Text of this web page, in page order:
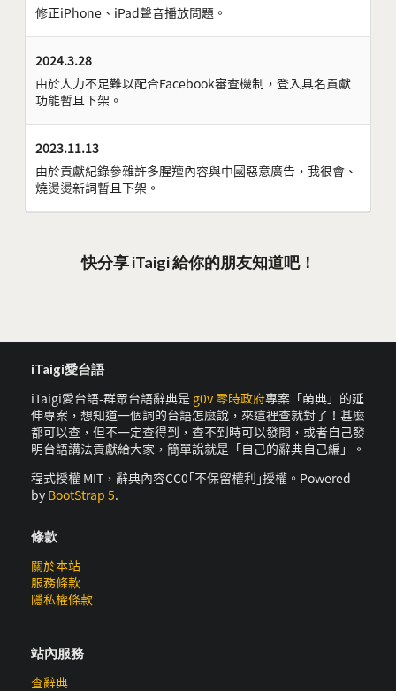
修正iPhone、iPad聲音播放問題。
2024.3.28
由於人力不足難以配合Facebook審查機制，登入具名貢獻
功能暫且下架。
2023.11.13
由於貢獻紀錄參雜許多腥羶內容與中國惡意廣告，我很會、
燒燙燙新詞暫且下架。
快分享 iTaigi 給你的朋友知道吧！
iTaigi愛台語
iTaigi愛台語-群眾台語辭典是 g0v 零時政府專案「萌典」的延
伸專案，想知道一個詞的台語怎麼說，來這裡查就對了！甚麼
都可以查，但不一定查得到，查不到時可以發問，或者自己發
明台語講法貢獻給大家，簡單說就是「自己的辭典自己編」。
程式授權 MIT，辭典內容CC0｢不保留權利｣授權。Powered
by BootStrap 5.
條款
關於本站
服務條款
隱私權條款
站內服務
查辭典